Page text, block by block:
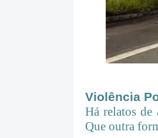
Violência
Há relatos de
Que outra